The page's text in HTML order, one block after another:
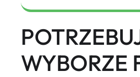
WYBORZE